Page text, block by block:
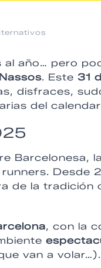
año… pero
. Este 31
disfraces,
del
Barcelonesa,
Desde
de la
, con la
van a volar…).